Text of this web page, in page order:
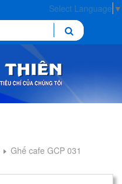
Select Language ▼
Ghế cafe GCP 031